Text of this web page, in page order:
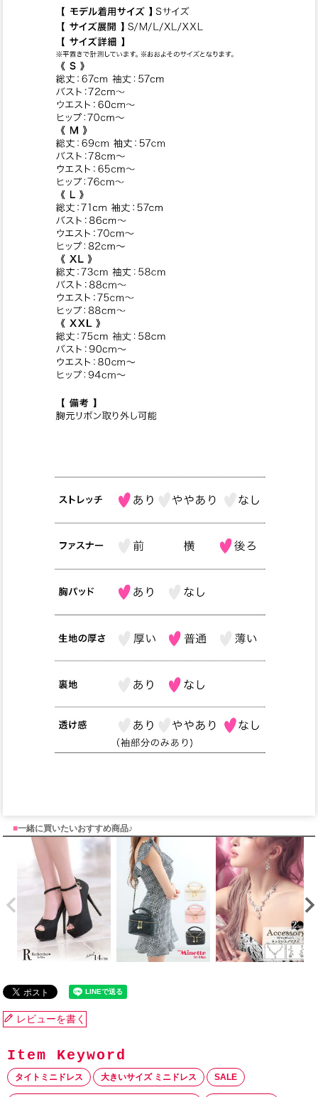
■一緒に買いたいおすすめ商品♪
レビューを書く
タイトミニドレス 大きいサイズ ミニドレス SALE